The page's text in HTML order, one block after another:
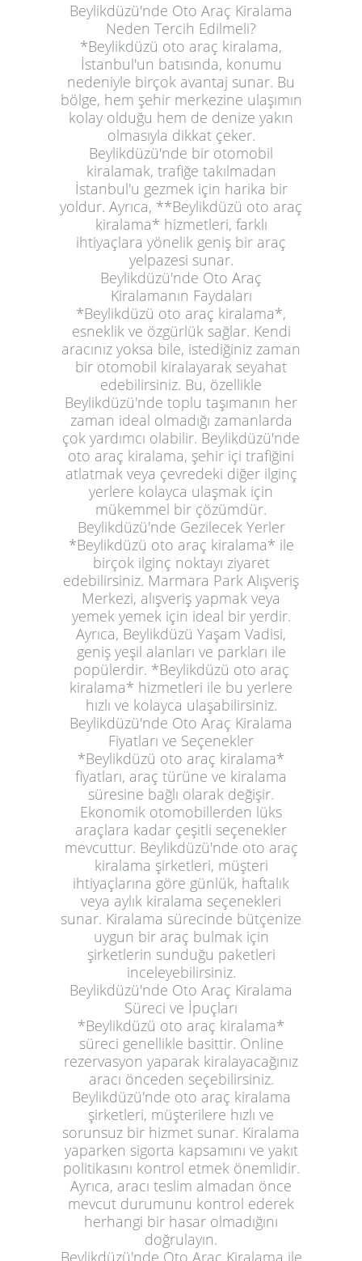
Beylikdüzü'nde Oto Araç Kiralama
Neden Tercih Edilmeli?
*Beylikdüzü oto araç kiralama,
İstanbul'un batısında, konumu
nedeniyle birçok avantaj sunar. Bu
bölge, hem şehir merkezine ulaşımın
kolay olduğu hem de denize yakın
olmasıyla dikkat çeker.
Beylikdüzü'nde bir otomobil
kiralamak, trafiğe takılmadan
İstanbul'u gezmek için harika bir
yoldur. Ayrıca, **Beylikdüzü oto araç
kiralama* hizmetleri, farklı
ihtiyaçlara yönelik geniş bir araç
yelpazesi sunar.
Beylikdüzü'nde Oto Araç
Kiralamanın Faydaları
*Beylikdüzü oto araç kiralama*,
esneklik ve özgürlük sağlar. Kendi
aracınız yoksa bile, istediğiniz zaman
bir otomobil kiralayarak seyahat
edebilirsiniz. Bu, özellikle
Beylikdüzü'nde toplu taşımanın her
zaman ideal olmadığı zamanlarda
çok yardımcı olabilir. Beylikdüzü'nde
oto araç kiralama, şehir içi trafiğini
atlatmak veya çevredeki diğer ilginç
yerlere kolayca ulaşmak için
mükemmel bir çözümdür.
Beylikdüzü'nde Gezilecek Yerler
*Beylikdüzü oto araç kiralama* ile
birçok ilginç noktayı ziyaret
edebilirsiniz. Marmara Park Alışveriş
Merkezi, alışveriş yapmak veya
yemek yemek için ideal bir yerdir.
Ayrıca, Beylikdüzü Yaşam Vadisi,
geniş yeşil alanları ve parkları ile
popülerdir. *Beylikdüzü oto araç
kiralama* hizmetleri ile bu yerlere
hızlı ve kolayca ulaşabilirsiniz.
Beylikdüzü'nde Oto Araç Kiralama
Fiyatları ve Seçenekler
*Beylikdüzü oto araç kiralama*
fiyatları, araç türüne ve kiralama
süresine bağlı olarak değişir.
Ekonomik otomobillerden lüks
araçlara kadar çeşitli seçenekler
mevcuttur. Beylikdüzü'nde oto araç
kiralama şirketleri, müşteri
ihtiyaçlarına göre günlük, haftalık
veya aylık kiralama seçenekleri
sunar. Kiralama sürecinde bütçenize
uygun bir araç bulmak için
şirketlerin sunduğu paketleri
inceleyebilirsiniz.
Beylikdüzü'nde Oto Araç Kiralama
Süreci ve İpuçları
*Beylikdüzü oto araç kiralama*
süreci genellikle basittir. Online
rezervasyon yaparak kiralayacağınız
aracı önceden seçebilirsiniz.
Beylikdüzü'nde oto araç kiralama
şirketleri, müşterilere hızlı ve
sorunsuz bir hizmet sunar. Kiralama
yaparken sigorta kapsamını ve yakıt
politikasını kontrol etmek önemlidir.
Ayrıca, aracı teslim almadan önce
mevcut durumunu kontrol ederek
herhangi bir hasar olmadığını
doğrulayın.